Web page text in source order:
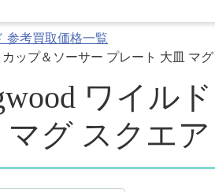
参考買取価格一覧
ップ＆ソーサー プレート 大皿 マ
ワイル
グ スクエ